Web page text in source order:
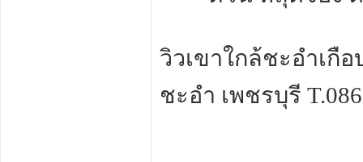
วิวเขาใกล้ชะอำเกื
ชะอำ เพชรบุรี